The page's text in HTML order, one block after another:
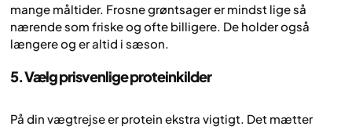
mange måltider. Frosne grøntsager er mindst lige så
nærende som friske og ofte billigere. De holder også
længere og er altid i sæson.
5. Vælg prisvenlige proteinkilder
På din vægtrejse er protein ekstra vigtigt. Det mætter